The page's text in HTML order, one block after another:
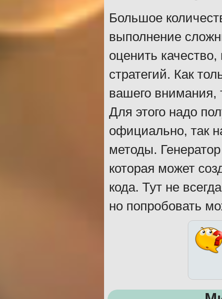
Большое
выполнение
оценить
стратегий. Как
вашего внимания,
Для этого надо
официально, так
методы.
которая может
кода. Тут не
но попробовать